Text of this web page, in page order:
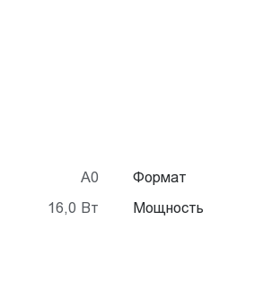
A0
16,0 Вт
Формат
Мощность